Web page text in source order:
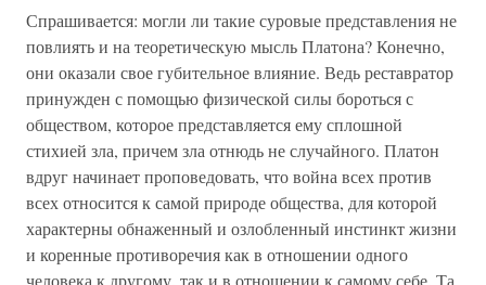
Спрашивается: могли ли такие суровые представления не
повлиять и на теоретическую мысль Платона? Конечно,
они оказали свое губительное влияние. Ведь реставратор
принужден с помощью физической силы бороться с
обществом, которое представляется ему сплошной
стихией зла, причем зла отнюдь не случайного. Платон
вдруг начинает проповедовать, что война всех против
всех относится к самой природе общества, для которой
характерны обнаженный и озлобленный инстинкт жизни
и коренные противоречия как в отношении одного
человека к другому, так и в отношении к самому себе. Та